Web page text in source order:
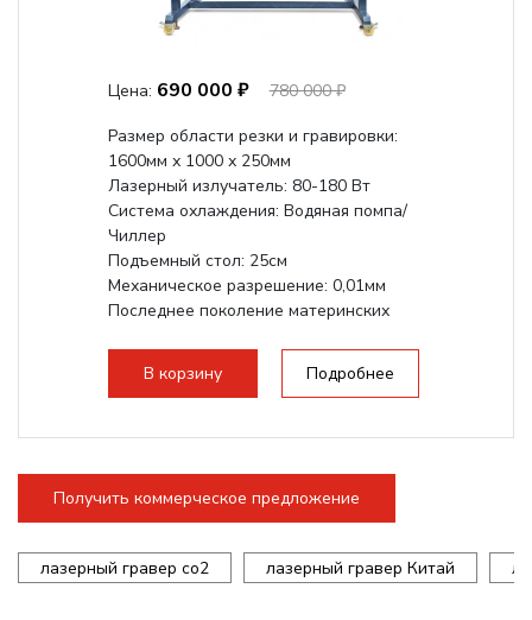
Цена: 690 000 ₽
780 000 ₽
Размер области резки и гравировки:
1600мм х 1000 х 250мм
Лазерный излучатель: 80-180 Вт
Система охлаждения: Водяная помпа/
Чиллер
Подъемный стол: 25см
Механическое разрешение: 0,01мм
Последнее поколение материнских
В корзину Подробнее
Получить коммерческое предложение
лазерный гравер co2 лазерный гравер Китай